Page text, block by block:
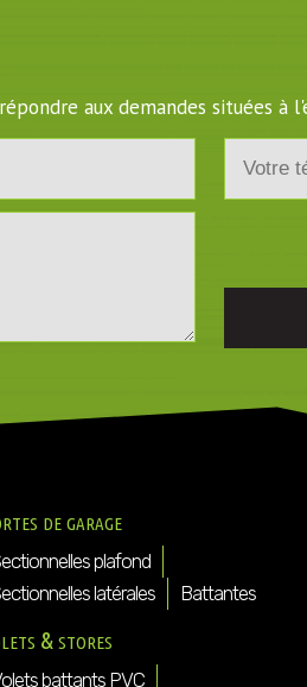
aux demandes situées
de garage
plafond
latérales
Battantes
& stores
battants PVC